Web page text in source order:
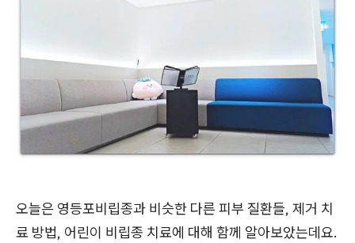
오늘은 영등포비립종과 비슷한 다른 피부 질환들, 제거 치
료 방법, 어린이 비립종 치료에 대해 함께 알아보았는데요.